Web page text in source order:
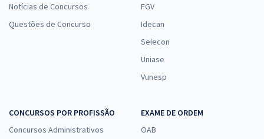
Notícias de Concursos
Questões de Concurso
FGV
Idecan
Selecon
Uniase
Vunesp
CONCURSOS POR PROFISSÃO
Concursos Administrativos
EXAME DE ORDEM
OAB